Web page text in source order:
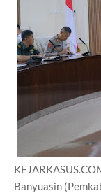
Banyuasin